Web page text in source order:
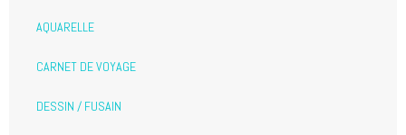
AQUARELLE
CARNET DE VOYAGE
DESSIN / FUSAIN